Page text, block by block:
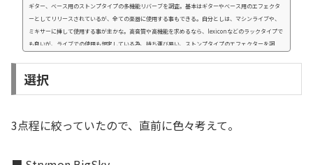
ギター、ベース用のストンプタイプの多機能リバーブを調査。基本はギターやべース用のエフェクタ
ーとしてリリースされているが、全ての楽器に使用する事もできる。自分としは、マシンライブや、
ミキサーに挿して使用する事が主かな。高音質や高機能を求めるなら、lexiconなどのラックタイプで
も良いが、ライブでの使用も想定している為、持ち運び易い、ストンプタイプのエフェクターを調
選択
3点程に絞っていたので、直前に色々考えて。